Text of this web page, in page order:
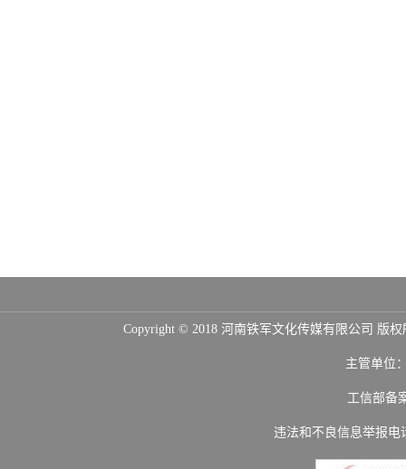
Copyright © 2018 河南铁军文化传媒有限公司 版
主管单位
工信部备
违法和不良信息举报